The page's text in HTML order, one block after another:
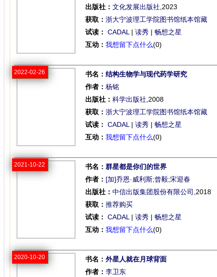
出版社： 文化发展出版社 ,2023
获取： 浙大宁波理工学院图书馆纸本馆藏
试读： CADAL | 读秀 | 畅想之星
互动： 我想留下点什么(0)
2022-02-26 书名： 结构生物学与现代药学研究
作者： 杨铭
出版社： 科学出版社 ,2008
获取： 浙大宁波理工学院图书馆纸本馆藏
试读： CADAL | 读秀 | 畅想之星
互动： 我想留下点什么(0)
2021-10-22 书名： 群星都是你们的世界
作者： [加]乔恩·威利斯;曾毅;宋迎春
出版社： 中信出版集团股份有限公司 ,2018
获取： 推荐购买
试读： CADAL | 读秀 | 畅想之星
互动： 我想留下点什么(0)
2020-10-20 书名： 外星人就在月球背面
作者： 李卫东